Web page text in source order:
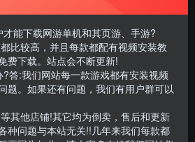
赞 评论
能下载网游单机和其页游、手游?
比较高，并且每款都配有视频安装教
费下载。站点会不断更新!
答:我们网站每一款游戏都有安装视频
题。如果还有问题，我们有用户群可以
其他店铺!其它均为倒卖，售后和更新
种问题与本站无关!!几年来我们每款都